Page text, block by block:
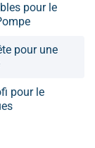
pour le
pour une
pour le